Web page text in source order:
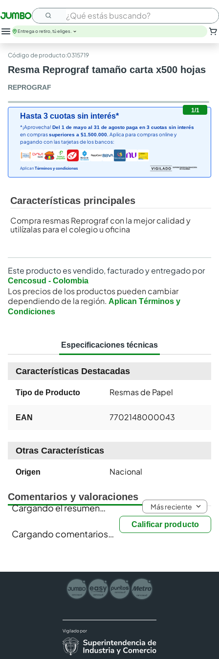
¿Qué estás buscando?
Entrega o retiro, tú eliges.
:0315719
Resma Reprograf tamaño carta x500 hojas
REPROGRAF
1/1
Hasta 3 cuotas sin interés*
*¡Aprovecha! Del 1 de mayo al 31 de agosto paga en 3 cuotas sin interés
en comprassuperiores a $1.500.000. Aplica para compras online y
pagando con las tarjetas de los bancos:
Aplican Términos y condiciones
Características principales
Compra resmas Reprograf con la mejor calidad y
utilízalas para el colegio u oficina
Este producto es vendido, facturado y entregado por
Cencosud - Colombia
Los precios de los productos pueden cambiar
dependiendo de la región. Aplican Términos y
Condiciones
Especificaciones técnicas
Características Destacadas
Tipo de Producto Resmas de Papel
EAN 7702148000043
Otras Características
Origen Nacional
Comentarios y valoraciones
Calificar producto
Cargando el resumen… Más reciente
Cargando comentarios…